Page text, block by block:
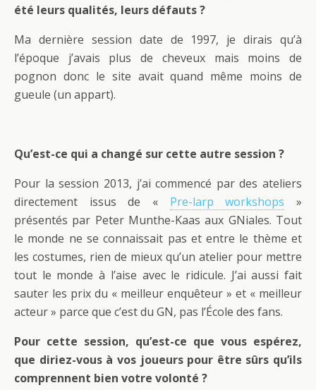
été leurs qualités, leurs défauts ?
Ma dernière session date de 1997, je dirais qu’à
l’époque j’avais plus de cheveux mais moins de
pognon donc le site avait quand même moins de
gueule (un appart).
Qu’est-ce qui a changé sur cette autre session ?
Pour la session 2013, j’ai commencé par des ateliers
directement issus de « Pre-larp workshops »
présentés par Peter Munthe-Kaas aux GNiales. Tout
le monde ne se connaissait pas et entre le thème et
les costumes, rien de mieux qu’un atelier pour mettre
tout le monde à l’aise avec le ridicule. J’ai aussi fait
sauter les prix du « meilleur enquêteur » et « meilleur
acteur » parce que c’est du GN, pas l’École des fans.
Pour cette session, qu’est-ce que vous espérez,
que diriez-vous à vos joueurs pour être sûrs qu’ils
comprennent bien votre volonté ?